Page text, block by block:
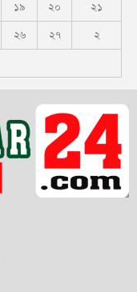
১৯ ২০ ২১
২৬ ২৭ ২